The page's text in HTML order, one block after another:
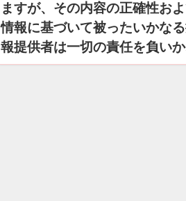
ますが、その内容の正確性お
情報に基づいて被ったいかな
報提供者は一切の責任を負いか